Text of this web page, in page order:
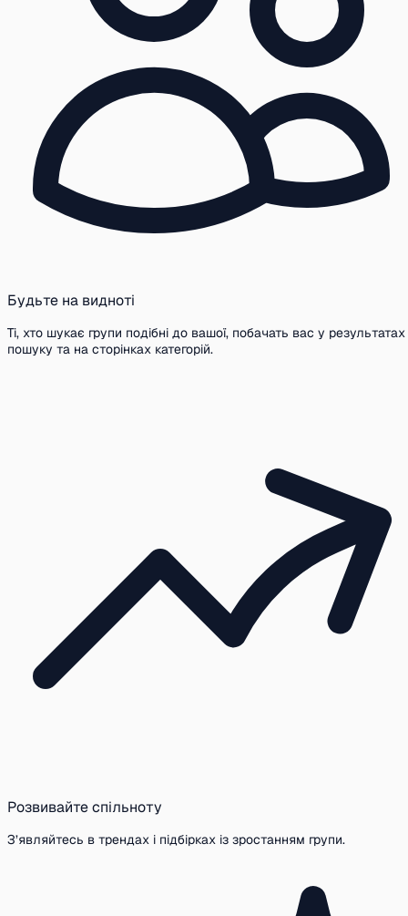
Будьте на видноті
Ті, хто шукає групи подібні до вашої, побачать вас у результатах
пошуку та на сторінках категорій.
Розвивайте спільноту
З’являйтесь в трендах і підбірках із зростанням групи.